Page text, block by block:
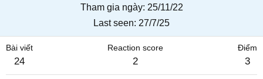
Tham gia ngày 25/11/22
Last seen 27/7/25
Bài viết
24
Reaction score
2
Điểm
3